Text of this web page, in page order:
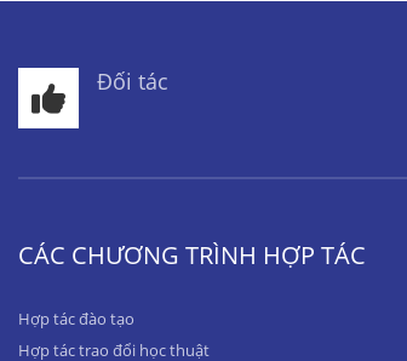
Đối tác
CÁC CHƯƠNG TRÌNH HỢP TÁC
Hợp tác đào tạo
Hợp tác trao đổi học thuật